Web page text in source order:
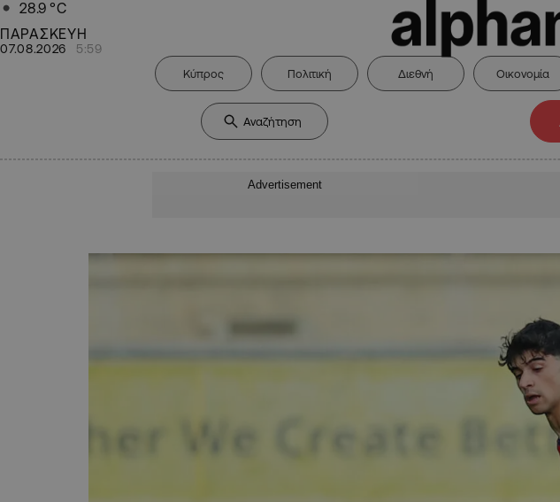
28.9 °C
ΠΑΡΑΣΚΕΥΗ
07.08.2026 5:59
Κύπρος Πολιτική Διεθνή Οικονομία
Advertisement